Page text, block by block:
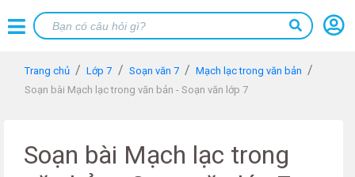
Trang chủ Lớp 7 Soạn văn 7
Mạch lạc trong văn bản
Soạn bài Mạch lạc trong văn bản - Soạn văn lớp 7
Soạn bài Mạch lạc trong